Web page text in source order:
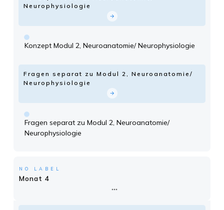
Neurophysiologie
Konzept Modul 2, Neuroanatomie/ Neurophysiologie
Fragen separat zu Modul 2, Neuroanatomie/
Neurophysiologie
Fragen separat zu Modul 2, Neuroanatomie/
Neurophysiologie
NO LABEL
Monat 4